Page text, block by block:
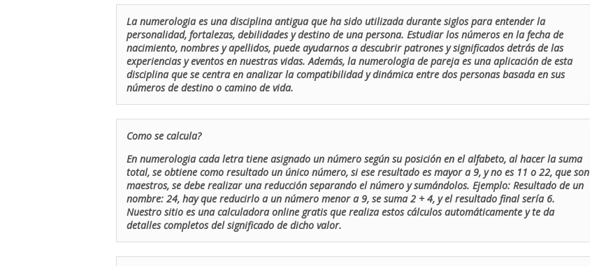
La numerologia es una disciplina antigua que ha sido utilizada durante siglos para entender la
personalidad, fortalezas, debilidades y destino de una persona. Estudiar los números en la fecha de
nacimiento, nombres y apellidos, puede ayudarnos a descubrir patrones y significados detrás de las
experiencias y eventos en nuestras vidas. Además, la numerologia de pareja es una aplicación de esta
disciplina que se centra en analizar la compatibilidad y dinámica entre dos personas basada en sus
números de destino o camino de vida.
Como se calcula?
En numerologia cada letra tiene asignado un número según su posición en el alfabeto, al hacer la suma
total, se obtiene como resultado un único número, si ese resultado es mayor a 9, y no es 11 o 22, que son
maestros, se debe realizar una reducción separando el número y sumándolos. Ejemplo: Resultado de un
nombre: 24, hay que reducirlo a un número menor a 9, se suma 2 + 4, y el resultado final sería 6.
Nuestro sitio es una calculadora online gratis que realiza estos cálculos automáticamente y te da
detalles completos del significado de dicho valor.